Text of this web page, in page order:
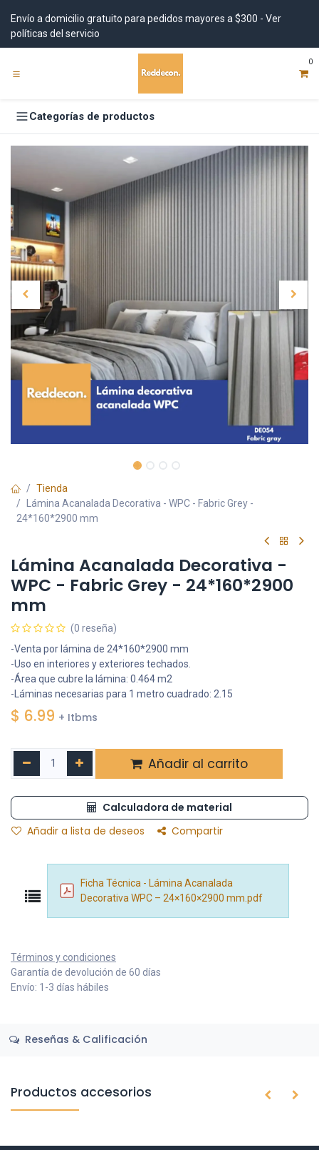
Envío a domicilio gratuito para pedidos mayores a $300 - Ver
políticas del servicio
0
Categorías de productos
Tienda
Lámina Acanalada Decorativa - WPC - Fabric Grey -
24*160*2900 mm
Lámina Acanalada Decorativa -
WPC - Fabric Grey - 24*160*2900
mm
(0 reseña)
-Venta por lámina de 24*160*2900 mm
-Uso en interiores y exteriores techados.
-Área que cubre la lámina: 0.464 m2
-Láminas necesarias para 1 metro cuadrado: 2.15
$ 6.99 + Itbms
Añadir al carrito
Calculadora de material
Añadir a lista de deseos
Compartir
Ficha Técnica - Lámina Acanalada
Decorativa WPC – 24×160×2900 mm.pdf
Términos y condiciones
Garantía de devolución de 60 días
Envío: 1-3 días hábiles
Reseñas & Calificación
Productos accesorios